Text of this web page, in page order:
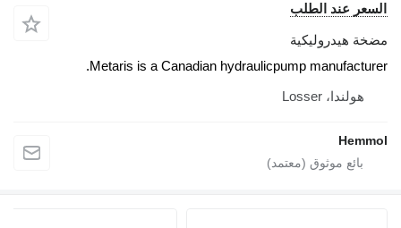
السعر عند الطلب
مضخة هيدروليكية
Metaris is a Canadian hydraulicpump manufacturer.
هولندا، Losser
Hemmol